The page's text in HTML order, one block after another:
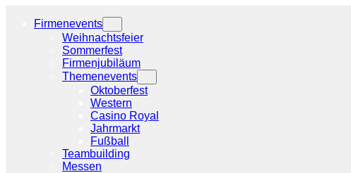
Firmenevents
Weihnachtsfeier
Sommerfest
Firmenjubiläum
Themenevents
Oktoberfest
Western
Casino Royal
Jahrmarkt
Fußball
Teambuilding
Messen